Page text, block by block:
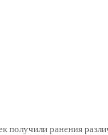
ранения